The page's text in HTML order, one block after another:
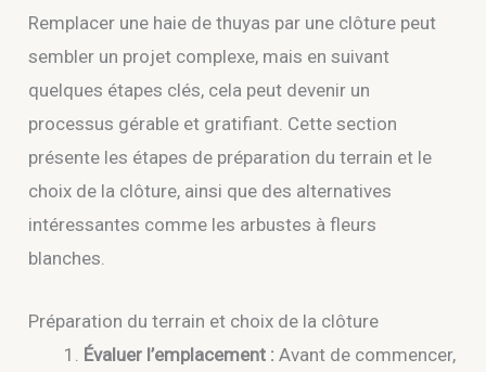
Remplacer une haie de thuyas par une clôture peut
sembler un projet complexe, mais en suivant
quelques étapes clés, cela peut devenir un
processus gérable et gratifiant. Cette section
présente les étapes de préparation du terrain et le
choix de la clôture, ainsi que des alternatives
intéressantes comme les arbustes à fleurs
blanches.
Préparation du terrain et choix de la clôture
Évaluer l’emplacement : Avant de commencer,